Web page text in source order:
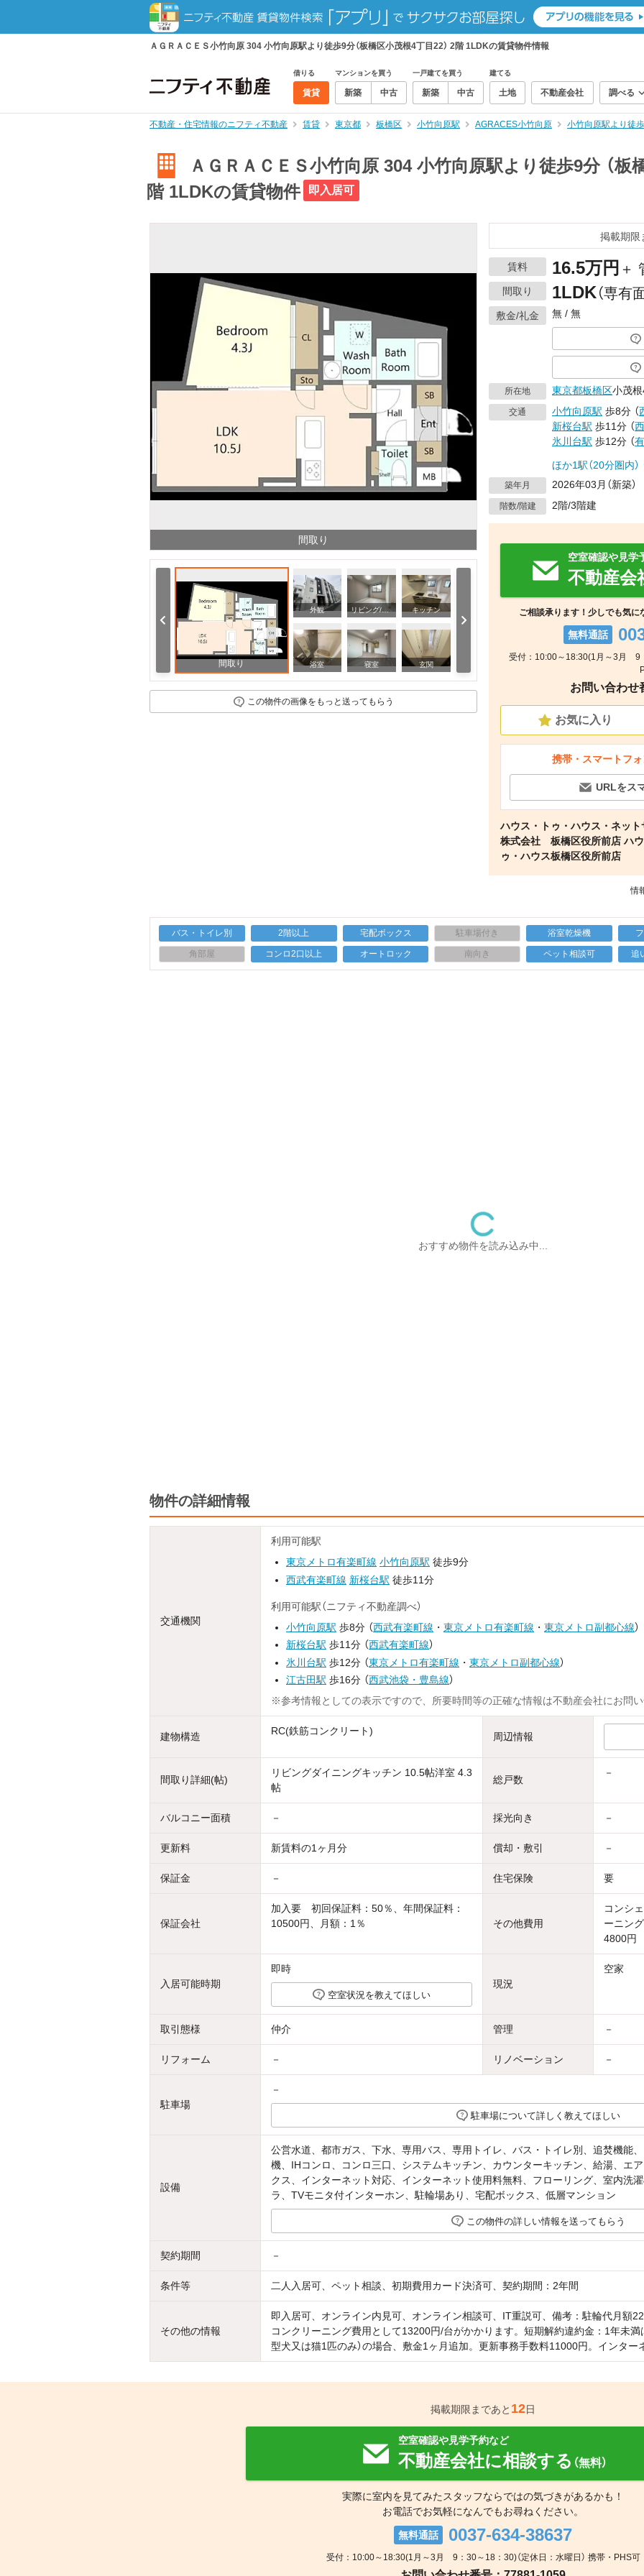
ＡＧＲＡＣＥＳ小竹向原 304 小竹向原駅より徒歩9分（板橋区小茂根4丁目22） 2階 1LDKの賃貸物件情報
借りる
賃貸
マンションを買う
新築 中古
一戸建てを買う
新築 中古
建てる
土地 不動産会社 調べる
不動産・住宅情報のニフティ不動産 賃貸 東京都 板橋区 小竹向原駅 AGRACES小竹向原 小竹向原駅より徒
ＡＧＲＡＣＥＳ小竹向原 304 小竹向原駅より徒歩9分 （板
階 1LDKの賃貸物件
即入居可
間取り
間取り
外観 リビング/ダイニング キッチン
浴室 寝室 玄関
この物件の画像をもっと送ってもらう
掲載期限
賃料 16.5万円 ＋
間取り 1LDK（専有
敷金/礼金 無 / 無
所在地 東京都板橋区小茂
交通 小竹向原駅 歩8分 （
新桜台駅 歩11分 （
氷川台駅 歩12分 （
ほか1駅（20分圏内）
築年月 2026年03月（新築）
階数/階建 2階/3階建
空室確認や見学
不動産会
ご相談承ります！少しでも気に
無料通話
受付：10:00～18:30(1月～3月 9
お問い合わせ
お気に入り
携帯・スマートフ
URLをス
ハウス・トゥ・ハウス・ネット
株式会社 板橋区役所前店 ハウ
ゥ・ハウス板橋区役所前店
情
バス・トイレ別 2階以上 宅配ボックス 駐車場付き 浴室乾燥機
角部屋 コンロ2口以上 オートロック 南向き ペット相談可 追
おすすめ物件を読み込み中...
物件の詳細情報
交通機関
利用可能駅
東京メトロ有楽町線 小竹向原駅 徒歩9分
西武有楽町線 新桜台駅 徒歩11分
利用可能駅（ニフティ不動産調べ）
小竹向原駅 歩8分 （西武有楽町線 ・ 東京メトロ有楽町線 ・ 東京メトロ副都心線）
新桜台駅 歩11分 （西武有楽町線）
氷川台駅 歩12分 （東京メトロ有楽町線 ・ 東京メトロ副都心線）
江古田駅 歩16分 （西武池袋・豊島線）
※参考情報としての表示ですので、所要時間等の正確な情報は不動産会社にお問い
建物構造 RC(鉄筋コンクリート) 周辺情報
間取り詳細(帖)
リビングダイニングキッチン 10.5帖洋室 4.3
帖
総戸数
－
バルコニー面積 － 採光向き －
更新料 新賃料の1ヶ月分 償却・敷引 －
保証金 － 住宅保険 要
保証会社
加入要 初回保証料：50％、年間保証料：
10500円、月額：1％
その他費用
コンシ
ーニン
4800円
入居可能時期
即時
空室状況を教えてほしい
現況
空家
取引態様 仲介 管理 －
リフォーム － リノベーション －
駐車場
－
駐車場について詳しく教えてほしい
設備
公営水道、都市ガス、下水、専用バス、専用トイレ、バス・トイレ別、追焚機能
機、IHコンロ、コンロ三口、システムキッチン、カウンターキッチン、給湯、エ
クス、インターネット対応、インターネット使用料無料、フローリング、室内洗
ラ、TVモニタ付インターホン、駐輪場あり、宅配ボックス、低層マンション
この物件の詳しい情報を送ってもらう
契約期間 －
条件等 二人入居可、ペット相談、初期費用カード決済可、契約期間：2年間
その他の情報
即入居可、オンライン内見可、オンライン相談可、IT重説可、備考：駐輪代月額
コンクリーニング費用として13200円/台がかかります。短期解約違約金：1年未満
型犬又は猫1匹のみ）の場合、敷金1ヶ月追加。更新事務手数料11000円。インターネ
掲載期限まであと 12日
空室確認や見学予約など
不動産会社に相談する （無料）
実際に室内を見てみたスタッフならではの気づきがあるかも！
お電話でお気軽になんでもお尋ねください。
無料通話 0037-634-38637
受付：10:00～18:30(1月～3月 9：30～18：30)（定休日：水曜日） 携帯・PHS可